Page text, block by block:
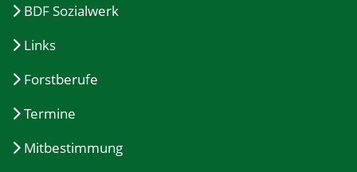
BDF Sozialwerk
Links
Forstberufe
Termine
Mitbestimmung